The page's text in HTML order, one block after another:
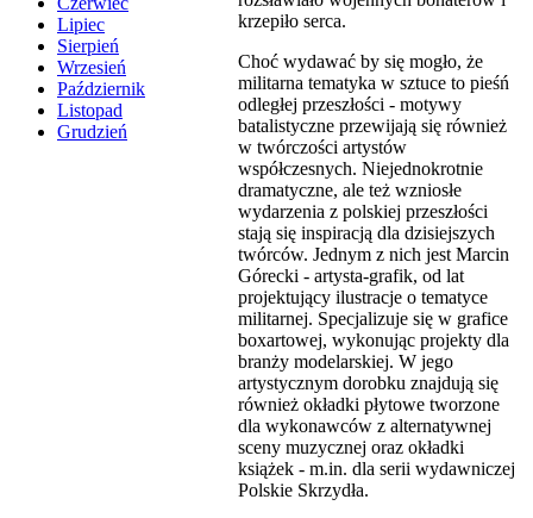
Lipiec
Sierpień
Wrzesień
Październik
Listopad
Grudzień
krzepiło serca.
Choć wydawać by się mogło, że
militarna tematyka w sztuce to pieśń
odległej przeszłości - motywy
batalistyczne przewijają się również
w twórczości artystów
współczesnych. Niejednokrotnie
dramatyczne, ale też wzniosłe
wydarzenia z polskiej przeszłości
stają się inspiracją dla dzisiejszych
twórców. Jednym z nich jest Marcin
Górecki - artysta-grafik, od lat
projektujący ilustracje o tematyce
militarnej. Specjalizuje się w grafice
boxartowej, wykonując projekty dla
branży modelarskiej. W jego
artystycznym dorobku znajdują się
również okładki płytowe tworzone
dla wykonawców z alternatywnej
sceny muzycznej oraz okładki
książek - m.in. dla serii wydawniczej
Polskie Skrzydła.